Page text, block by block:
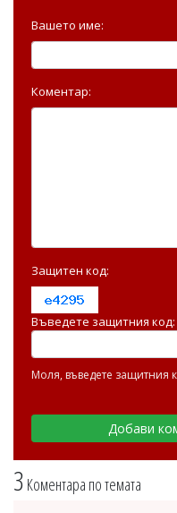
3 Коментара по темата
Вашето име:
Коментар:
Защитен код:
Въведете защитния код:
Моля, въведете защитния